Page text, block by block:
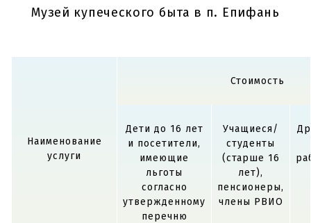
Музей купеческого быта в п. Епифань
Наименование
услуги
Стоимость
Дети до 16 лет
и посетители,
имеющие
льготы
согласно
утвержденному
перечню
Учащиеся/
студенты
(старше 16
лет),
пенсионеры,
члены РВИО